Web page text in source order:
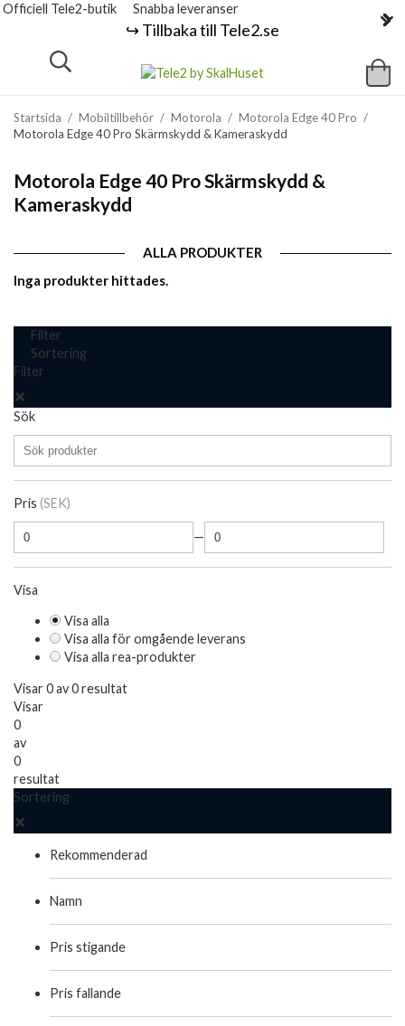
Officiell Tele2-butik Snabba leveranser
↪️ Tillbaka till Tele2.se
Startsida / Mobiltillbehör / Motorola / Motorola Edge 40 Pro /
Motorola Edge 40 Pro Skärmskydd & Kameraskydd
Motorola Edge 40 Pro Skärmskydd &
Kameraskydd
ALLA PRODUKTER
Inga produkter hittades.
Filter
Sortering
Filter
Sök
Pris (SEK)
—
Visa
Visa alla
Visa alla för omgående leverans
Visa alla rea-produkter
Visar 0 av 0 resultat
Visar
0
av
0
resultat
Sortering
Rekommenderad
Namn
Pris stigande
Pris fallande